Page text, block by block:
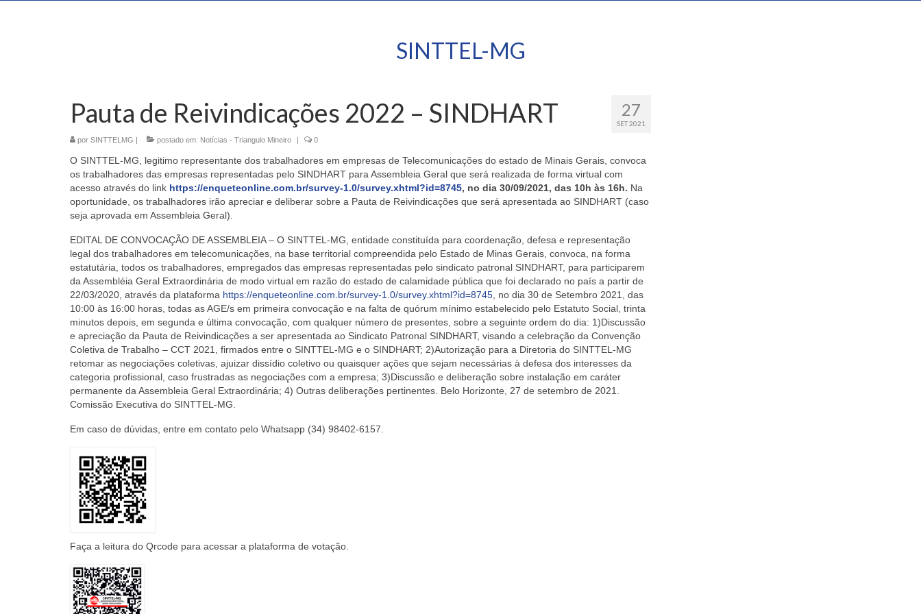
SINTTEL-MG
27
SET 2021
Pauta de Reivindicações 2022 – SINDHART
por SINTTELMG | postado em: Notícias - Triangulo Mineiro | 0
O SINTTEL-MG, legitimo representante dos trabalhadores em empresas de Telecomunicações do estado de Minais Gerais, convoca
os trabalhadores das empresas representadas pelo SINDHART para Assembleia Geral que será realizada de forma virtual com
acesso através do link https://enqueteonline.com.br/survey-1.0/survey.xhtml?id=8745, no dia 30/09/2021, das 10h às 16h. Na
oportunidade, os trabalhadores irão apreciar e deliberar sobre a Pauta de Reivindicações que será apresentada ao SINDHART (caso
seja aprovada em Assembleia Geral).
EDITAL DE CONVOCAÇÃO DE ASSEMBLEIA – O SINTTEL-MG, entidade constituída para coordenação, defesa e representação
legal dos trabalhadores em telecomunicações, na base territorial compreendida pelo Estado de Minas Gerais, convoca, na forma
estatutária, todos os trabalhadores, empregados das empresas representadas pelo sindicato patronal SINDHART, para participarem
da Assembléia Geral Extraordinária de modo virtual em razão do estado de calamidade pública que foi declarado no país a partir de
22/03/2020, através da plataforma https://enqueteonline.com.br/survey-1.0/survey.xhtml?id=8745 , no dia 30 de Setembro 2021, das
10:00 às 16:00 horas , todas as AGE/s em primeira convocação e na falta de quórum mínimo estabelecido pelo Estatuto Social, trinta
minutos depois, em segunda e última convocação, com qualquer número de presentes, sobre a seguinte ordem do dia: 1)Discussão
e apreciação da Pauta de Reivindicações a ser apresentada ao Sindicato Patronal SINDHART, visando a celebração da Convenção
Coletiva de Trabalho – CCT 2021, firmados entre o SINTTEL-MG e o SINDHART; 2)Autorização para a Diretoria do SINTTEL-MG
retomar as negociações coletivas, ajuizar dissídio coletivo ou quaisquer ações que sejam necessárias à defesa dos interesses da
categoria profissional, caso frustradas as negociações com a empresa; 3)Discussão e deliberação sobre instalação em caráter
permanente da Assembleia Geral Extraordinária; 4) Outras deliberações pertinentes. Belo Horizonte, 27 de setembro de 2021.
Comissão Executiva do SINTTEL-MG.
Em caso de dúvidas, entre em contato pelo Whatsapp (34) 98402-6157
Faça a leitura do Qrcode para acessar a plataforma de votação